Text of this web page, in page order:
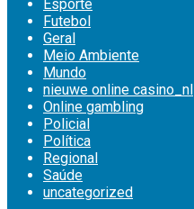
Esporte
Futebol
Geral
Meio Ambiente
Mundo
nieuwe online casino_nl
Online gambling
Policial
Política
Regional
Saúde
uncategorized